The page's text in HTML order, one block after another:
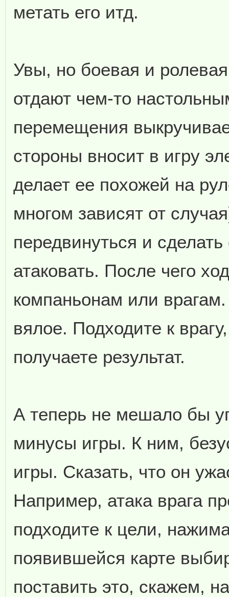
метать его итд.
Увы, но боевая и
отдают чем-то
перемещения
стороны вносит в игру
делает ее похожей на
многом зависят от
передвинуться и
атаковать. После чего
компаньонам или
вялое. Подходите к
получаете результат.
А теперь не мешало бы
минусы игры. К ним,
игры. Сказать, что он
Например, атака врага
подходите к цели,
появившейся карте
поставить это, скажем,